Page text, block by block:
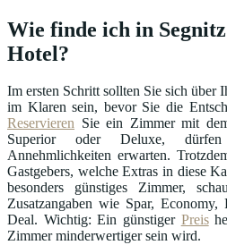
Wie finde ich in
Hotel?
Im ersten Schritt sollten Sie sich über
im Klaren sein, bevor Sie die
Reservieren Sie ein Zimmer mit
Superior oder Deluxe,
Annehmlichkeiten erwarten.
Gastgebers, welche Extras in diese
besonders günstiges Zimmer,
Zusatzangaben wie Spar,
Deal. Wichtig: Ein günstiger Preis
Zimmer minderwertiger sein wird.